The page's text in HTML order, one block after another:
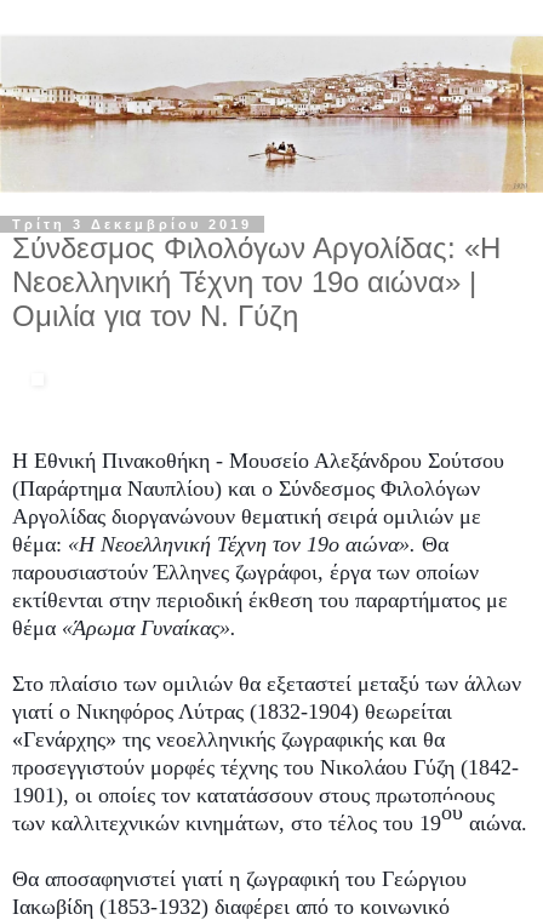
Τρίτη 3 Δεκεμβρίου 2019
Σύνδεσμος Φιλολόγων Αργολίδας: «Η
Νεοελληνική Τέχνη τον 19ο αιώνα» |
Ομιλία για τον Ν. Γύζη
Η Εθνική Πινακοθήκη - Μουσείο Αλεξάνδρου Σούτσου
(Παράρτημα Ναυπλίου) και ο Σύνδεσμος Φιλολόγων
Αργολίδας διοργανώνουν θεματική σειρά ομιλιών με
θέμα: «Η Νεοελληνική Τέχνη τον 19ο αιώνα». Θα
παρουσιαστούν Έλληνες ζωγράφοι, έργα των οποίων
εκτίθενται στην περιοδική έκθεση του παραρτήματος με
θέμα «Άρωμα Γυναίκας».
Στο πλαίσιο των ομιλιών θα εξεταστεί μεταξύ των άλλων
γιατί ο Νικηφόρος Λύτρας (1832-1904) θεωρείται
«Γενάρχης» της νεοελληνικής ζωγραφικής και θα
προσεγγιστούν μορφές τέχνης του Νικολάου Γύζη (1842-
1901), οι οποίες τον κατατάσσουν στους πρωτοπόρους
των καλλιτεχνικών κινημάτων, στο τέλος του 19ου αιώνα.
Θα αποσαφηνιστεί γιατί η ζωγραφική του Γεώργιου
Ιακωβίδη (1853-1932) διαφέρει από το κοινωνικό